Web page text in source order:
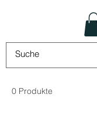
0 Produkte